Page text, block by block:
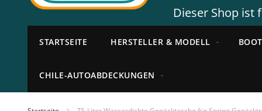
Dieser Shop ist
STARTSEITE HERSTELLER & MODELL
CHILE-AUTOABDECKUNGEN